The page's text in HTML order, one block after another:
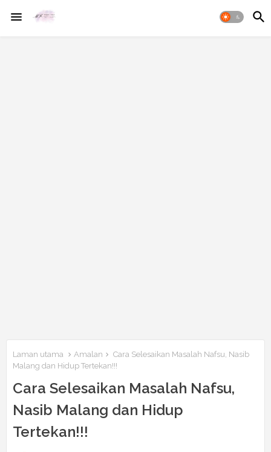
Laman utama Amalan
Cara Selesaikan Masalah Nafsu, Nasib
Malang dan Hidup Tertekan!!!
Cara Selesaikan Masalah Nafsu,
Nasib Malang dan Hidup
Tertekan!!!